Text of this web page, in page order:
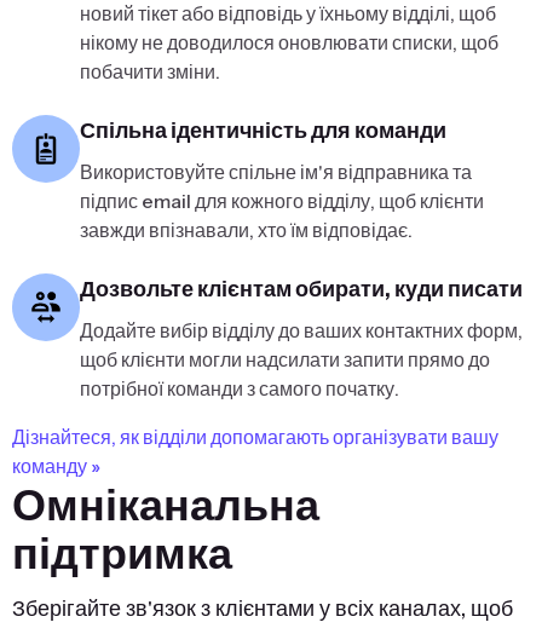
новий тікет або відповідь у їхньому відділі, щоб
нікому не доводилося оновлювати списки, щоб
побачити зміни.
Спільна ідентичність для команди
Використовуйте спільне ім'я відправника та
підпис email для кожного відділу, щоб клієнти
завжди впізнавали, хто їм відповідає.
Дозвольте клієнтам обирати, куди писати
Додайте вибір відділу до ваших контактних форм,
щоб клієнти могли надсилати запити прямо до
потрібної команди з самого початку.
Дізнайтеся, як відділи допомагають організувати вашу
команду »
Омніканальна
підтримка
Зберігайте зв'язок з клієнтами у всіх каналах, щоб